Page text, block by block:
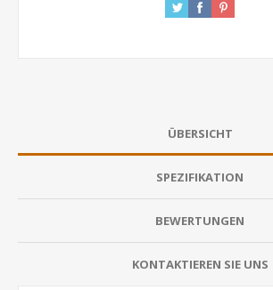
ÜBERSICHT
SPEZIFIKATION
BEWERTUNGEN
KONTAKTIEREN SIE UNS